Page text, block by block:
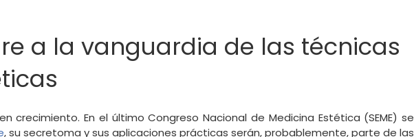
a la vanguardia de las técnicas
crecimiento. En el último Congreso Nacional de Medicina Estética (SEME) se
, su secretoma y sus aplicaciones prácticas serán, probablemente, parte de las